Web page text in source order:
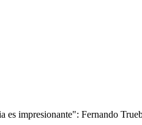
es impresionante": Fernando